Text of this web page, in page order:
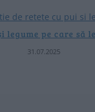
legume pe care să
31.07.2025